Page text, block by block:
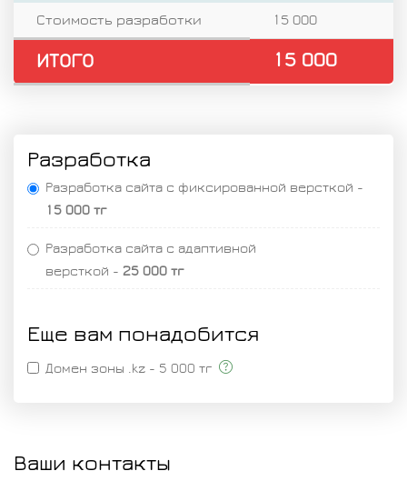
Стоимость разработки 15 000
ИТОГО 15 000
Разработка
Разработка сайта c фиксированной версткой -
15 000 тг
Разработка сайта c адаптивной
версткой - 25 000 тг
Еще вам понадобится
Домен зоны .kz - 5 000 тг
Ваши контакты